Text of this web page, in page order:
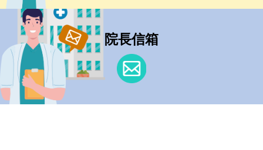
院長信箱